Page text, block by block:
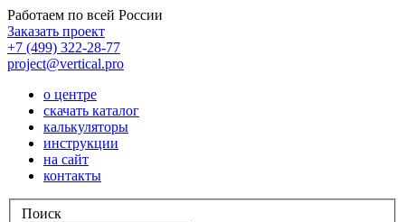
Работаем по всей России
Заказать проект
+7 (499) 322-28-77
project@vertical.pro
о центре
скачать каталог
калькуляторы
инструкции
на сайт
контакты
Поиск